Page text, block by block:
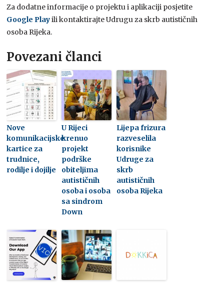
Za dodatne informacije o projektu i aplikaciji posjetite
Google Playili kontaktirajte Udrugu za skrb autističnih
osoba Rijeka.
Povezani članci
Nove
komunikacijske
kartice za
trudnice,
rodilje i dojilje
U Rijeci
krenuo
projekt
podrške
obiteljima
autističnih
osoba i osoba
sa sindrom
Down
Lijepa frizura
razveselila
korisnike
Udruge za
skrb
autističnih
osoba Rijeka